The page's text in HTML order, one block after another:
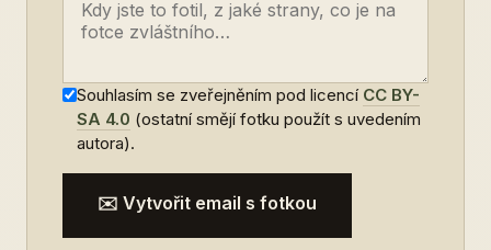
Souhlasím se zveřejněním pod licencí CC BY-
SA 4.0 (ostatní smějí fotku použít s uvedením
autora).
✉️ Vytvořit email s fotkou